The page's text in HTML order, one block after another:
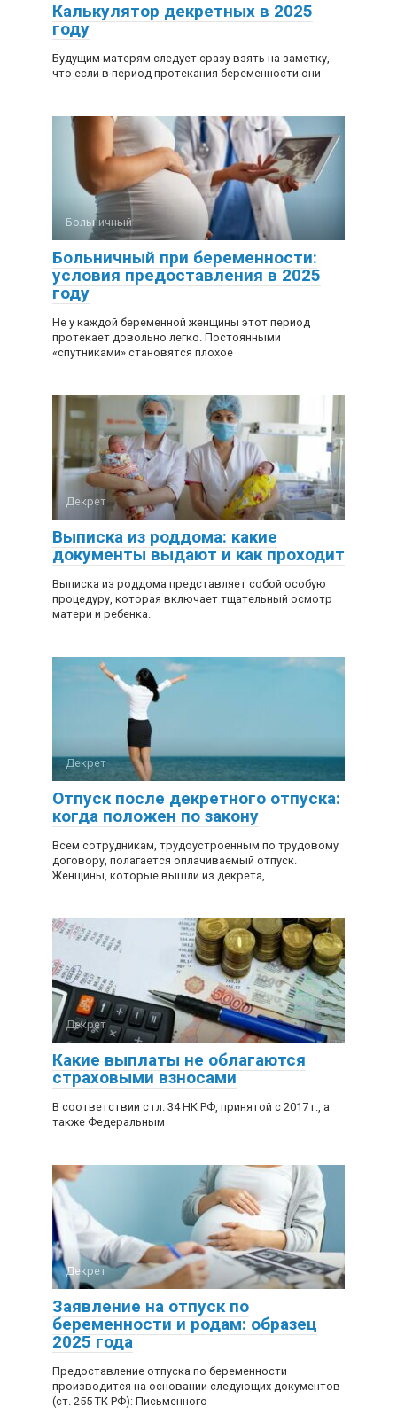
Калькулятор декретных в 2025
году
Будущим матерям следует сразу взять на заметку,
что если в период протекания беременности они
Больничный
Больничный при беременности:
условия предоставления в 2025
году
Не у каждой беременной женщины этот период
протекает довольно легко. Постоянными
«спутниками» становятся плохое
Декрет
Выписка из роддома: какие
документы выдают и как проходит
Выписка из роддома представляет собой особую
процедуру, которая включает тщательный осмотр
матери и ребенка.
Декрет
Отпуск после декретного отпуска:
когда положен по закону
Всем сотрудникам, трудоустроенным по трудовому
договору, полагается оплачиваемый отпуск.
Женщины, которые вышли из декрета,
Декрет
Какие выплаты не облагаются
страховыми взносами
В соответствии с гл. 34 НК РФ, принятой с 2017 г., а
также Федеральным
Декрет
Заявление на отпуск по
беременности и родам: образец
2025 года
Предоставление отпуска по беременности
производится на основании следующих документов
(ст. 255 ТК РФ): Письменного